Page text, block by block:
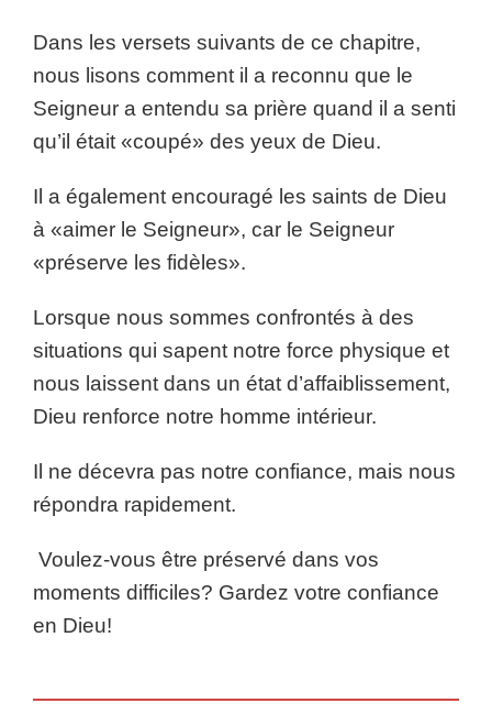
Dans les versets suivants de ce chapitre,
nous lisons comment il a reconnu que le
Seigneur a entendu sa prière quand il a senti
qu’il était «coupé» des yeux de Dieu.
Il a également encouragé les saints de Dieu
à «aimer le Seigneur», car le Seigneur
«préserve les fidèles».
Lorsque nous sommes confrontés à des
situations qui sapent notre force physique et
nous laissent dans un état d’affaiblissement,
Dieu renforce notre homme intérieur.
Il ne décevra pas notre confiance, mais nous
répondra rapidement.
Voulez-vous être préservé dans vos
moments difficiles? Gardez votre confiance
en Dieu!